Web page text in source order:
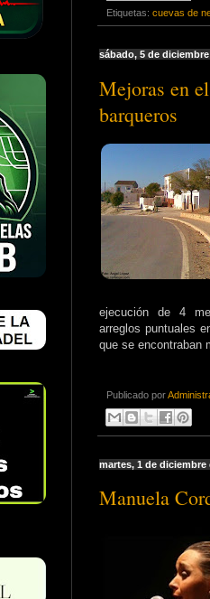
Etiquetas: cuevas de
sábado, 5 de diciembre
Mejoras en
barqueros
ejecución de 4
arreglos puntuales
que se encontraban
Publicado por
martes, 1 de diciembre
Manuela